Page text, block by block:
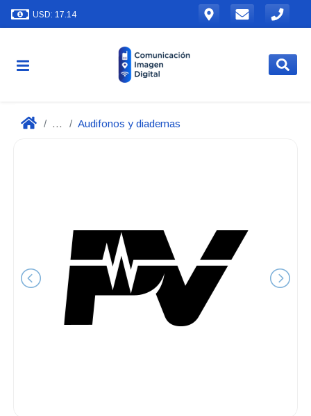
USD: 17.14
... Audifonos y diademas